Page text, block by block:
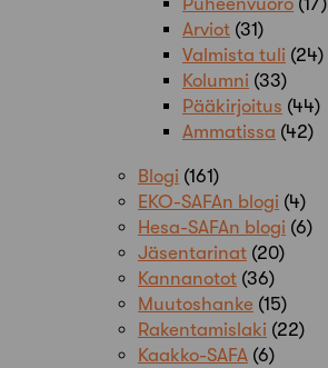
Arviot (31)
Valmista tuli (24)
Kolumni (33)
Pääkirjoitus (44)
Ammatissa (42)
Blogi (161)
EKO-SAFAn blogi (4)
Hesa-SAFAn blogi (6)
Jäsentarinat (20)
Kannanotot (36)
Muutoshanke (15)
Rakentamislaki (22)
Kaakko-SAFA (6)